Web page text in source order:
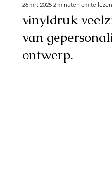
vinyldruk
van
ontwerp.
26 mrt 2025 2 minuten om te lezen